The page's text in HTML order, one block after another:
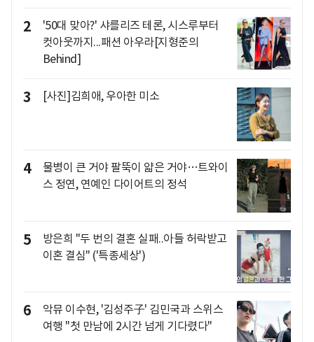
2
'50대 맞아?' 샤를리즈 테론, 시스루부터
컷아웃까지...패션 아우라[지형준의
Behind]
3 [사진]김희애, 우아한 미소
4
물병이 큰 거야 팔뚝이 얇은 거야…트와이
스 정연, 연예인 다이어트의 정석
5
방은희 "두 번의 결혼 실패..아들 허락받고
이혼 결심" ('특종세상')
6
악뮤 이수현, '김성주子' 김민국과 스위스
여행 "첫 만남에 2시간 넘게 기다렸다"